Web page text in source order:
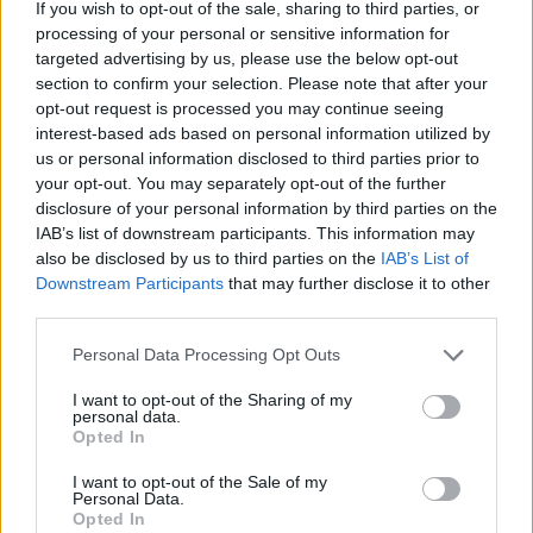
If you wish to opt-out of the sale, sharing to third parties, or
processing of your personal or sensitive information for
targeted advertising by us, please use the below opt-out
section to confirm your selection. Please note that after your
opt-out request is processed you may continue seeing
interest-based ads based on personal information utilized by
us or personal information disclosed to third parties prior to
your opt-out. You may separately opt-out of the further
disclosure of your personal information by third parties on the
IAB’s list of downstream participants. This information may
also be disclosed by us to third parties on the IAB’s List of
Downstream Participants that may further disclose it to other
Personal Data Processing Opt Outs
I want to opt-out of the Sharing of my
personal data.
Opted In
I want to opt-out of the Sale of my
Personal Data.
Opted In
Ne volim da odbijam poklon, ali mislim da je prilično jasno
da kupujemo na radikalno drugačijim mestima. Poklon
bon ili nešto što su deca napravila prihvatljivo je i ceni se.
Ne znam jeste li primetili, ali u mojoj kuhinji nema ni
jednog crvenog petla, pa nisam sigurna gde ste tačno
mislili da stavim te suvenire koje mi još uvek kupujete.
TO JE MOJ NOVAC I MOJA STVAR GDE ĆU GA POTROŠITI
Ako želim obasipati svoje unuke poklonima, to je zato što
niste u mogućnosti vratiti svaki dinar koji sam potrošila.
ŽELIM DA MOJ SIN IMA SREĆAN BRAK, ALI MORAŠ ZNATI
DA SAM JA MAMA